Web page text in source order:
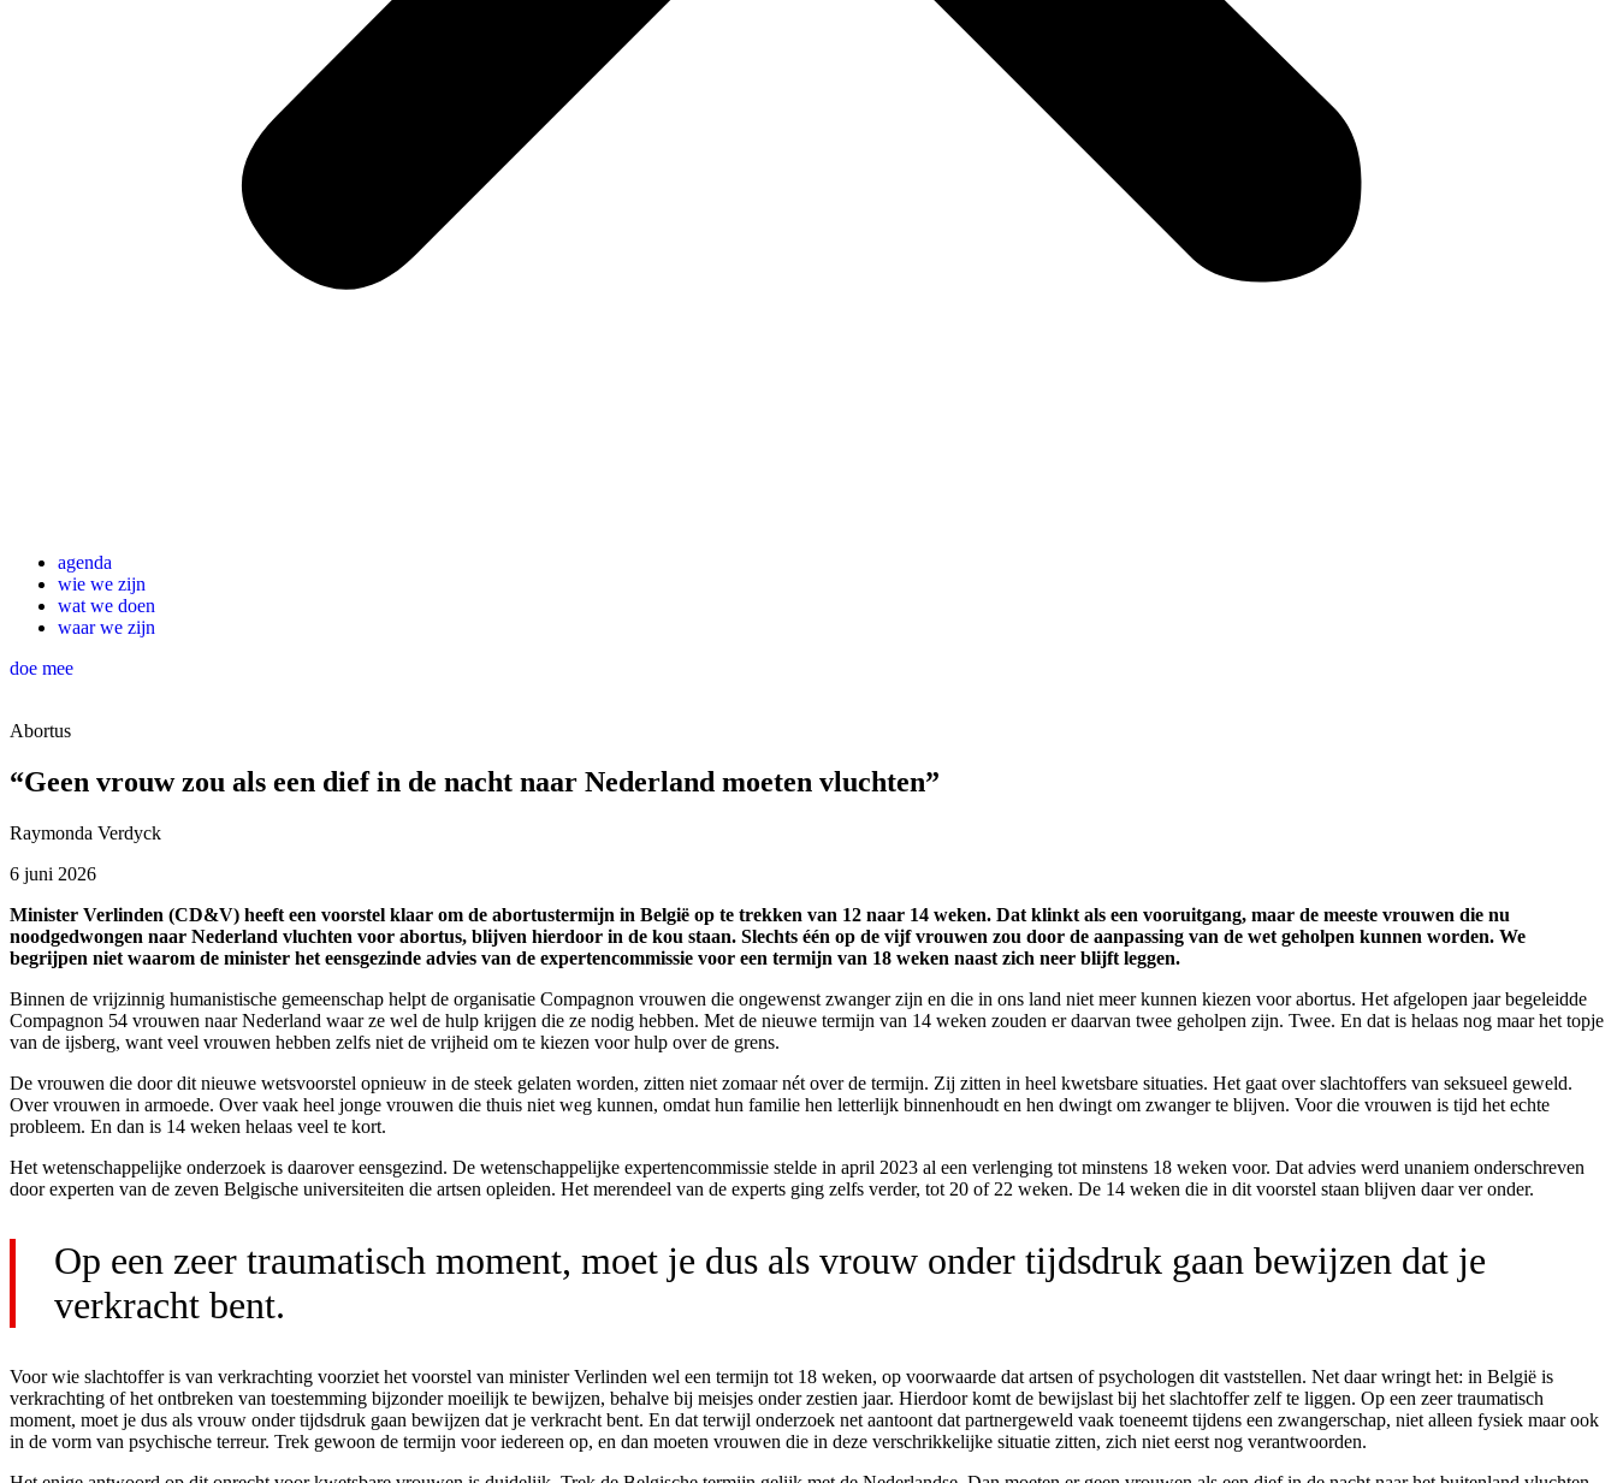
agenda
wie we zijn
wat we doen
waar we zijn
doe mee
Abortus
“Geen vrouw zou als een dief in de nacht naar Nederland moeten vluchten”
Raymonda Verdyck
6 juni 2026
Minister Verlinden (CD&V) heeft een voorstel klaar om de abortustermijn in België op te trekken van 12 naar 14 weken. Dat klinkt als een vooruitgang, maar de meeste vrouwen die nu
noodgedwongen naar Nederland vluchten voor abortus, blijven hierdoor in de kou staan. Slechts één op de vijf vrouwen zou door de aanpassing van de wet geholpen kunnen worden. We
begrijpen niet waarom de minister het eensgezinde advies van de expertencommissie voor een termijn van 18 weken naast zich neer blijft leggen.
Binnen de vrijzinnig humanistische gemeenschap helpt de organisatie Compagnon vrouwen die ongewenst zwanger zijn en die in ons land niet meer kunnen kiezen voor abortus. Het afgelopen jaar begeleidde
Compagnon 54 vrouwen naar Nederland waar ze wel de hulp krijgen die ze nodig hebben. Met de nieuwe termijn van 14 weken zouden er daarvan twee geholpen zijn. Twee. En dat is helaas nog maar het topje
van de ijsberg, want veel vrouwen hebben zelfs niet de vrijheid om te kiezen voor hulp over de grens.
De vrouwen die door dit nieuwe wetsvoorstel opnieuw in de steek gelaten worden, zitten niet zomaar nét over de termijn. Zij zitten in heel kwetsbare situaties. Het gaat over slachtoffers van seksueel geweld.
Over vrouwen in armoede. Over vaak heel jonge vrouwen die thuis niet weg kunnen, omdat hun familie hen letterlijk binnenhoudt en hen dwingt om zwanger te blijven. Voor die vrouwen is tijd het echte
probleem. En dan is 14 weken helaas veel te kort.
Het wetenschappelijke onderzoek is daarover eensgezind. De wetenschappelijke expertencommissie stelde in april 2023 al een verlenging tot minstens 18 weken voor. Dat advies werd unaniem onderschreven
door experten van de zeven Belgische universiteiten die artsen opleiden. Het merendeel van de experts ging zelfs verder, tot 20 of 22 weken. De 14 weken die in dit voorstel staan blijven daar ver onder.
Op een zeer traumatisch moment, moet je dus als vrouw onder tijdsdruk gaan bewijzen dat je
verkracht bent.
Voor wie slachtoffer is van verkrachting voorziet het voorstel van minister Verlinden wel een termijn tot 18 weken, op voorwaarde dat artsen of psychologen dit vaststellen. Net daar wringt het: in België is
verkrachting of het ontbreken van toestemming bijzonder moeilijk te bewijzen, behalve bij meisjes onder zestien jaar. Hierdoor komt de bewijslast bij het slachtoffer zelf te liggen. Op een zeer traumatisch
moment, moet je dus als vrouw onder tijdsdruk gaan bewijzen dat je verkracht bent. En dat terwijl onderzoek net aantoont dat partnergeweld vaak toeneemt tijdens een zwangerschap, niet alleen fysiek maar ook
in de vorm van psychische terreur. Trek gewoon de termijn voor iedereen op, en dan moeten vrouwen die in deze verschrikkelijke situatie zitten, zich niet eerst nog verantwoorden.